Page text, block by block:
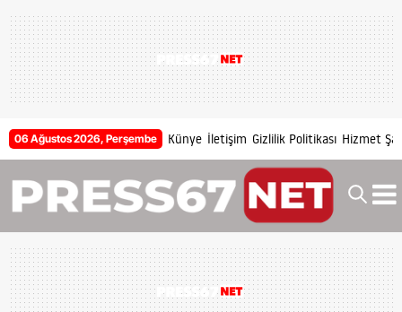
06 Ağustos 2026, Perşembe Künye İletişim Gizlilik Politikası Hizmet